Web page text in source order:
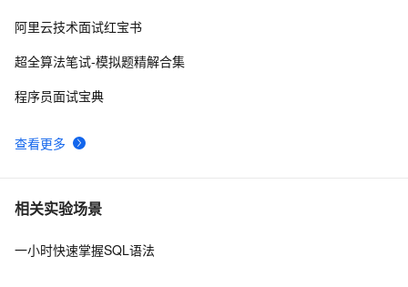
查看更多
阿里云技术面试红宝书
超全算法笔试-模拟题精解合集
程序员面试宝典
相关实验场景
一小时快速掌握SQL语法